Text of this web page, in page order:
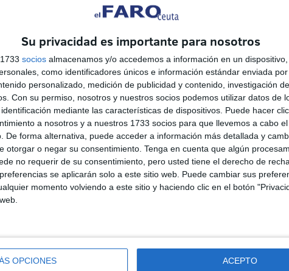
Su privacidad es importante para nosotros
socios almacenamos y/o accedemos a información en un
como identificadores únicos e información estándar enviada
personalizado, medición de publicidad y contenido, investigación
Con su permiso, nosotros y nuestros socios podemos utilizar datos de
mediante las características de dispositivos. Puede hacer
a nosotros y a nuestros 1733 socios para que llevemos a cabo
De forma alternativa, puede acceder a información más detallada y
otorgar o negar su consentimiento. Tenga en cuenta que algún
no requerir de su consentimiento, pero usted tiene el derecho de
se aplicarán solo a este sitio web. Puede cambiar sus
momento volviendo a este sitio y haciendo clic en el botón
OPCIONES ACEPTO
preguntaron a la Comisión Europea
Frontex en Ceuta y Melilla” o si “propondrá al
cabo una evaluación de la diligencia debida de las
y la Unión en relación con la protección de los
que “el ‘procedimiento de diligencia debida en
por el agente de derechos fundamentales para
decisiones sobre el inicio de una nueva
de una actividad en curso”.
contestación a los tres europarlamentarios catalanes,